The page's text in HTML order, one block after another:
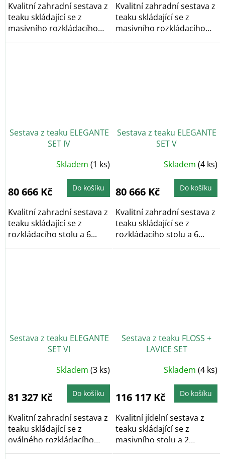
Kvalitní zahradní sestava z
teaku skládající se z
masivního rozkládacího
stolu a 6...
Kvalitní zahradní sestava z
teaku skládající se z
masivního rozkládacího
stolu a 6...
Sestava z teaku ELEGANTE
SET IV
Skladem (1 ks)
80 666 Kč Do košíku
Kvalitní zahradní sestava z
teaku skládající se z
rozkládacího stolu a 6...
Sestava z teaku ELEGANTE
SET V
Skladem (4 ks)
80 666 Kč Do košíku
Kvalitní zahradní sestava z
teaku skládající se z
rozkládacího stolu a 6...
Sestava z teaku ELEGANTE
SET VI
Skladem (3 ks)
81 327 Kč Do košíku
Kvalitní zahradní sestava z
teaku skládající se z
oválného rozkládacího
stolu a 6...
Sestava z teaku FLOSS +
LAVICE SET
Skladem (4 ks)
116 117 Kč Do košíku
Kvalitní jídelní sestava z
teaku skládající se z
masivního stolu a 2
masivních...